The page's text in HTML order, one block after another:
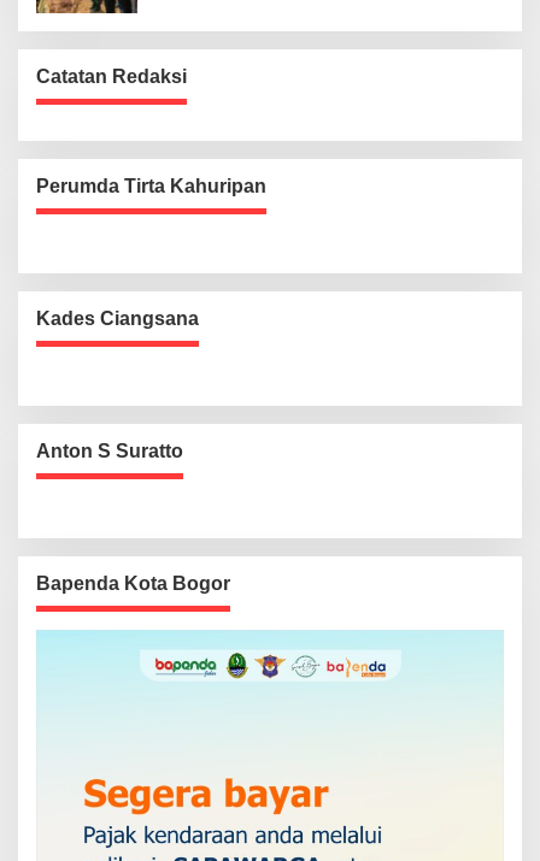
Catatan Redaksi
Perumda Tirta Kahuripan
Kades Ciangsana
Anton S Suratto
Bapenda Kota Bogor